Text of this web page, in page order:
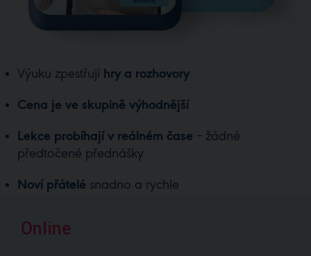
Výuku zpestřují hry a rozhovory
Cena je ve skupině výhodnější
Lekce probíhají v reálném čase – žádné
předtočené přednášky
Noví přátelé snadno a rychle
Online